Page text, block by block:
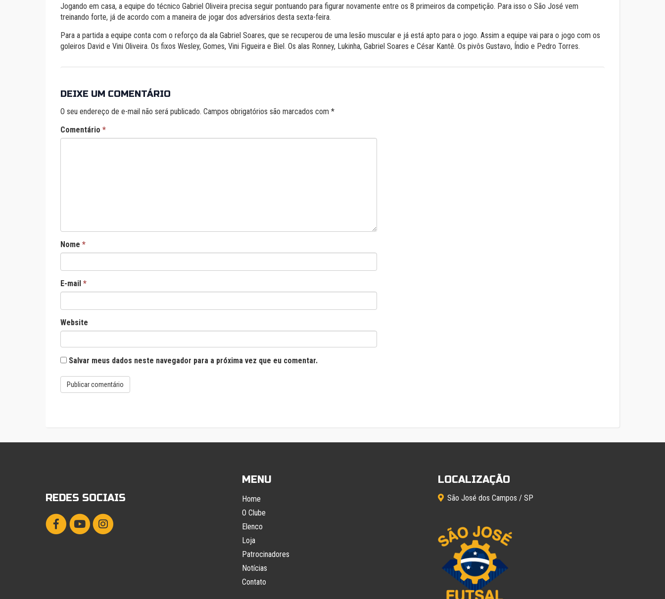
Jogando em casa, a equipe do técnico Gabriel Oliveira precisa seguir pontuando para figurar novamente entre os 8 primeiros da competição. Para isso o São José vem
treinando forte, já de acordo com a maneira de jogar dos adversários desta sexta-feira.
Para a partida a equipe conta com o reforço da ala Gabriel Soares, que se recuperou de uma lesão muscular e já está apto para o jogo. Assim a equipe vai para o jogo com os
goleiros David e Vini Oliveira. Os fixos Wesley, Gomes, Vini Figueira e Biel. Os alas Ronney, Lukinha, Gabriel Soares e César Kantê. Os pivôs Gustavo, Índio e Pedro Torres.
DEIXE UM COMENTÁRIO
O seu endereço de e-mail não será publicado. Campos obrigatórios são marcados com *
Comentário *
Nome *
E-mail *
Website
Salvar meus dados neste navegador para a próxima vez que eu comentar.
REDES SOCIAIS
MENU
Home
O Clube
Elenco
Loja
Patrocinadores
Notícias
Contato
LOCALIZAÇÃO
São José dos Campos / SP